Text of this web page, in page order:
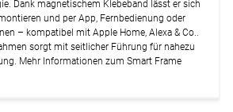
Dank magnetischem Klebeband lässt er sich
und per App, Fernbedienung oder
– kompatibel mit Apple Home, Alexa & Co..
sorgt mit seitlicher Führung für nahezu
Mehr Informationen zum Smart Frame